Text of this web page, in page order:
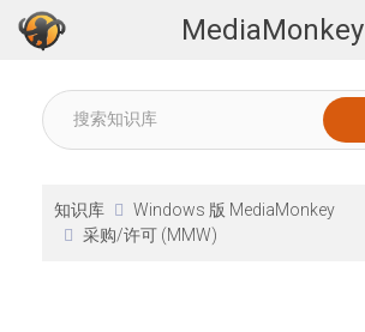
MediaMonkey
知识库
Windows 版 MediaMonkey
采购/许可 (MMW)